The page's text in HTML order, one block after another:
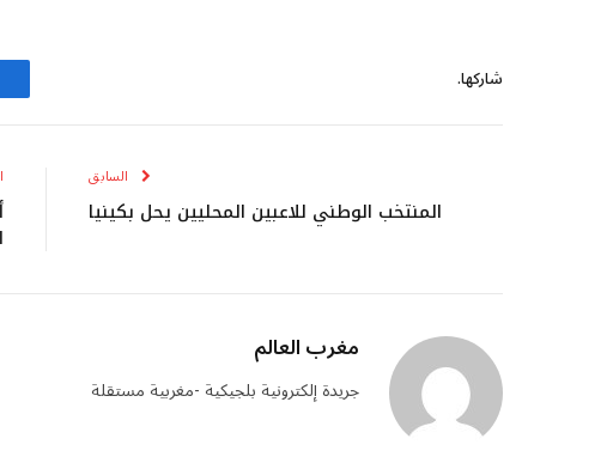
شاركها.
السابق
المنتخب الوطني للاعبين المحليين يحل بكينيا
مغرب العالم
جريدة إلكترونية بلجيكية -مغربية مستقلة